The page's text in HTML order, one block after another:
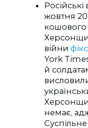
Російські
жовтня
кошового
війни
York
й
немає,